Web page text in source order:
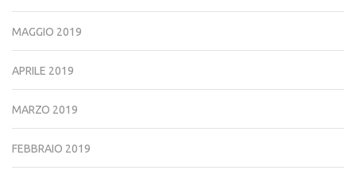
MAGGIO 2019
APRILE 2019
MARZO 2019
FEBBRAIO 2019